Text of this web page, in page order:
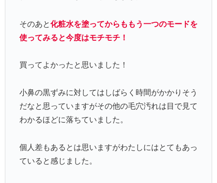
そのあと化粧水を塗ってからももう一つのモードを
使ってみると今度はモチモチ！
買ってよかったと思いました！
小鼻の黒ずみに対してはしばらく時間がかかりそう
だなと思っていますがその他の毛穴汚れは目で見て
わかるほどに落ちていました。
個人差もあるとは思いますがわたしにはとてもあっ
ていると感じました。